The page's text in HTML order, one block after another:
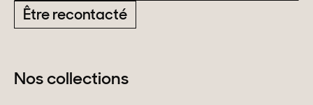
Être recontacté
Nos collections